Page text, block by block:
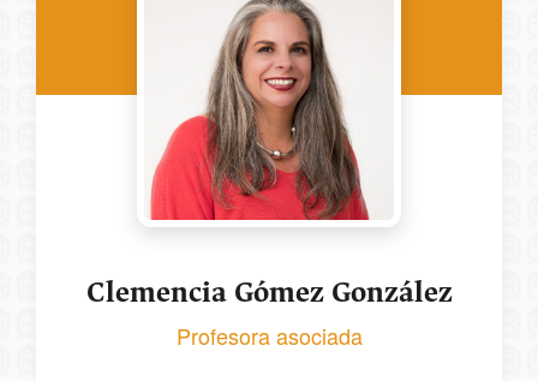
Clemencia Gómez González
Profesora asociada